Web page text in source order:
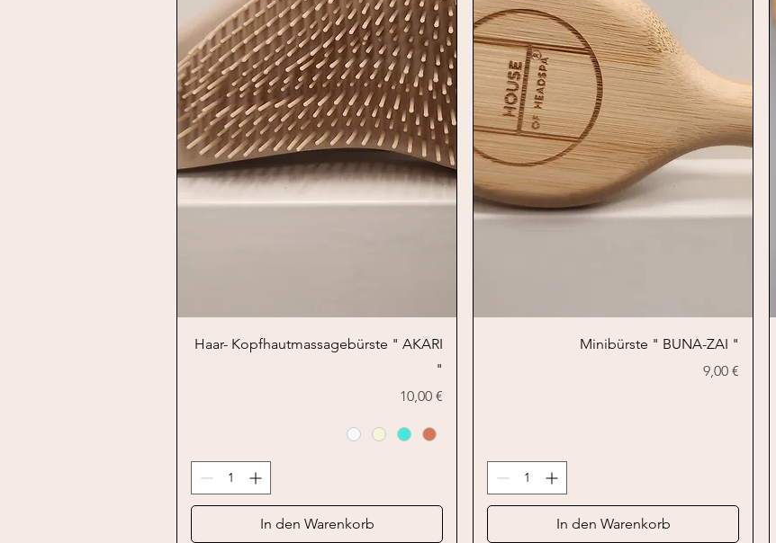
Schnellansicht
Haar- Kopfhautmassagebürste " AKARI
"
Preis
10,00 €
In den Warenkorb
Schnellansicht
Minibürste " BUNA-ZAI "
Preis
9,00 €
In den Warenkorb